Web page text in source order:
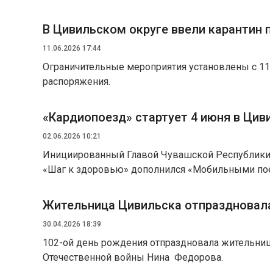
В Цивильском округе ввели карантин
11.06.2026 17:44
Ограничительные мероприятия установлены с
распоряжения.
«Кардиопоезд» стартует 4 июня в
02.06.2026 10:21
Инициированный Главой Чувашской
«Шаг к здоровью» дополнился «Мобильными
Жительница Цивильска
30.04.2026 18:39
102-ой день рождения отпраздновала
Отечественной войны Нина Федорова.